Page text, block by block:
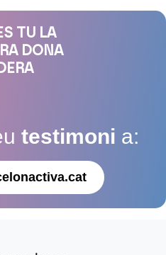
TU LA
DONA
testimoni a: